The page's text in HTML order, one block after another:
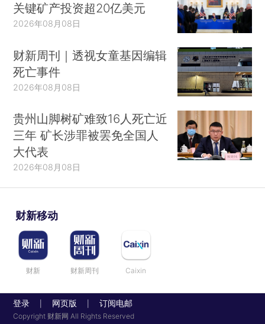
关键矿产投资超20亿美元
2026年08月08日
财新周刊｜透视女童基因编辑
死亡事件
2026年08月08日
贵州山脚树矿难致16人死亡近
三年 矿长涉罪被罢免全国人
大代表
2026年08月08日
财新移动
财新 财新周刊 Caixin
登录 网页版 订阅电邮
Copyright 财新网 All Rights Reserved